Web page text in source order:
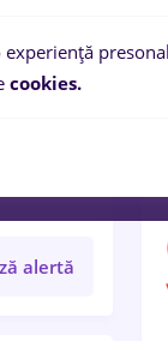
alertă
4
cookies.